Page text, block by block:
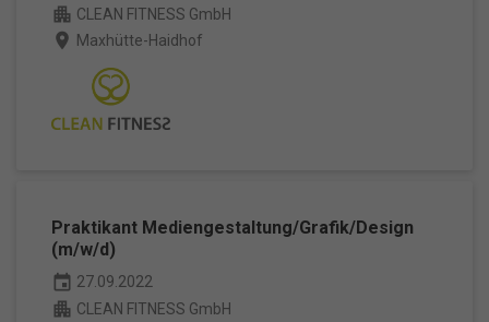
apartment CLEAN FITNESS GmbH
place Maxhütte-Haidhof
Praktikant Mediengestaltung/Grafik/Design
(m/w/d)
event 27.09.2022
apartment CLEAN FITNESS GmbH